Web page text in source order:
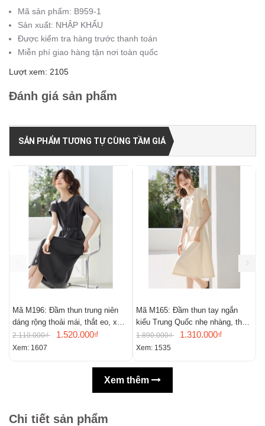
Mã sản phẩm: B959-1
Sản xuất: NHẬP KHẨU
Được kiểm tra hàng trước thanh toán
Miễn phí giao hàng tận nơi toàn quốc
Lượt xem: 2105
Đánh giá sản phẩm
SẢN PHẨM TƯƠNG TỰ CÙNG TẦM GIÁ
Mã M196: Đầm thun trung niên
dáng rộng thoải mái, thắt eo, xẻ
tà sau
2.110.000₫ 1.520.000₫
Xem: 1607
Mã M165: Đầm thun tay ngắn
kiểu Trung Quốc nhẹ nhàng, thoải
mái của Mo Han
1.890.000₫ 1.310.000₫
Xem: 1535
Xem thêm
Chi tiết sản phẩm